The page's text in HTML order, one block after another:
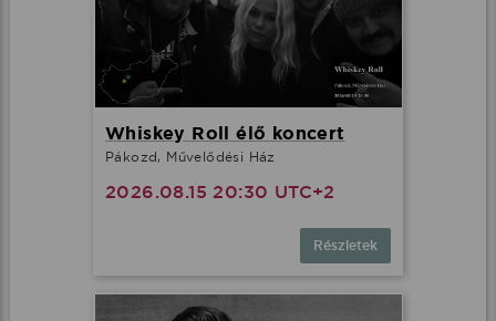
Whiskey Roll élő koncert
Pákozd, Művelődési Ház
2026.08.15 20:30 UTC+2
Részletek